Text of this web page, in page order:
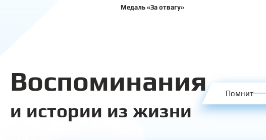
Медаль «За отвагу»
Воспоминания
и истории из жизни
Помнит